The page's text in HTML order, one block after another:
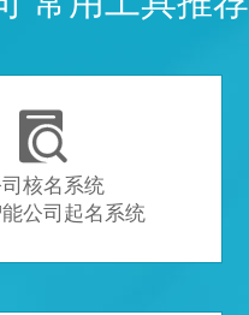

核名系统
能公司起名系统